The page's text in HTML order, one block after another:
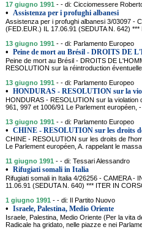
17 giugno 1991 - - di: Cicciomessere
• Assistenza per i profughi albanesi
Assistenza per i profughi albanesi 3/03097 -
(FED.EUR.) IL 17.06.91 (SEDUTA N. 642)
13 giugno 1991 - - di: Parlamento Europeo
• Peine de mort au Brésil - DROITS DE
Peine de mort au Brésil - DROITS DE
RESOLUTION sur la réintroduction
13 giugno 1991 - - di: Parlamento Europeo
• HONDURAS - RESOLUTION sur la
HONDURAS - RESOLUTION sur la violation
961, 997 et 1006/91 Le Parlement
13 giugno 1991 - - di: Parlamento Europeo
• CHINE - RESOLUTION sur les droits
CHINE - RESOLUTION sur les droits de
Le Parlement européen, A. rappelant le
11 giugno 1991 - - di: Tessari Alessandro
• Rifugiati somali in Italia
Rifugiati somali in Italia 4/26256 - CAMERA -
11.06.91 (SEDUTA N. 640) *** ITER IN
1 giugno 1991 - - di: Il Partito Nuovo
• Israele, Palestina, Medio Oriente
Israele, Palestina, Medio Oriente (Per la vita
Radicale ha gridato, nelle piazze e nei